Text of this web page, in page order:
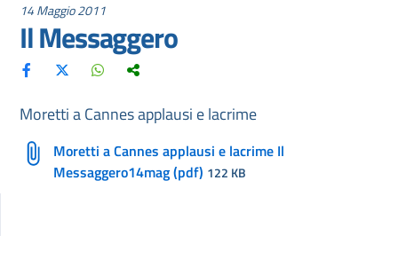
14 Maggio 2011
Il Messaggero
Moretti a Cannes applausi e lacrime
Moretti a Cannes applausi e lacrime Il
Messaggero14mag (pdf) 122 KB